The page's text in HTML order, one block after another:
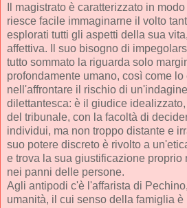
Il magistrato è caratterizzato in
riesce facile immaginarne il volto
esplorati tutti gli aspetti della sua
affettiva. Il suo bisogno di
tutto sommato la riguarda solo
profondamente umano, così come
nell'affrontare il rischio di
dilettantesca: è il giudice
del tribunale, con la facoltà di
individui, ma non troppo distante e
suo potere discreto è rivolto a
e trova la sua giustificazione proprio
nei panni delle persone.
Agli antipodi c'è l'affarista di
umanità, il cui senso della famiglia è